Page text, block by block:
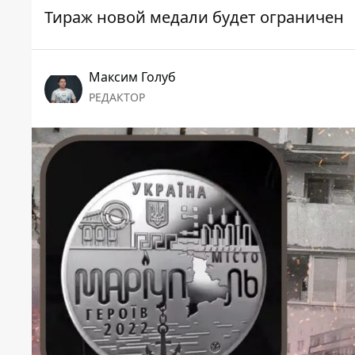
Тираж новой медали будет ограничен
Максим Голуб
РЕДАКТОР